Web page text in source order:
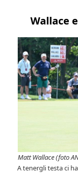
Wallace
Matt Wallace (foto
A tenergli testa ci